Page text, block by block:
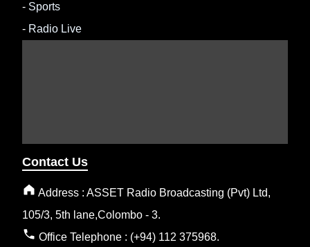
- Sports
- Radio Live
Contact Us
Address : ASSET Radio Broadcasting (Pvt) Ltd,
105/3, 5th lane,Colombo - 3.
Office Telephone : (+94) 112 375968.